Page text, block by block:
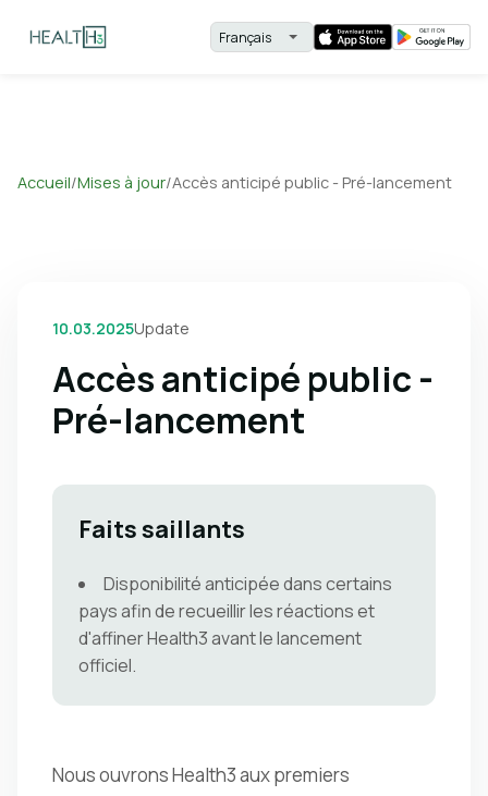
Accueil/Mises à jour/Accès anticipé public - Pré-lancement
10.03.2025Update
Accès anticipé public -
Pré-lancement
Faits saillants
Disponibilité anticipée dans certains
pays afin de recueillir les réactions et
d'affiner Health3 avant le lancement
officiel.
Nous ouvrons Health3 aux premiers